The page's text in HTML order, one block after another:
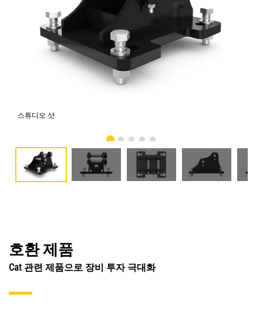
스튜디오 샷
호환 제품
Cat 관련 제품으로 장비 투자 극대화